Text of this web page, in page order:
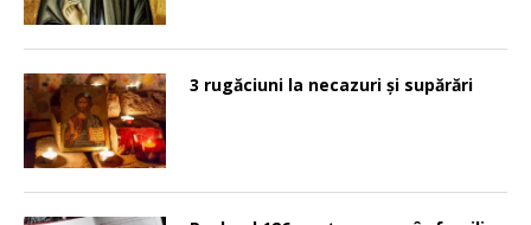
3 rugăciuni la necazuri și supărări